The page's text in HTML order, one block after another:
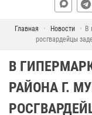
Главная Новости
В
росгвардейцы
В
РАЙОНА Г.